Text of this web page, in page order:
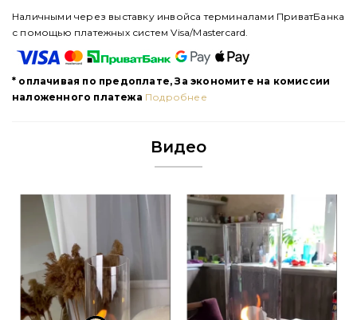
Наличными через выставку инвойса терминалами ПриватБанка
с помощью платежных систем Visa/Mastercard.
* оплачивая по предоплате, За экономите на комиссии
наложенного платежа Подробнее
Видео